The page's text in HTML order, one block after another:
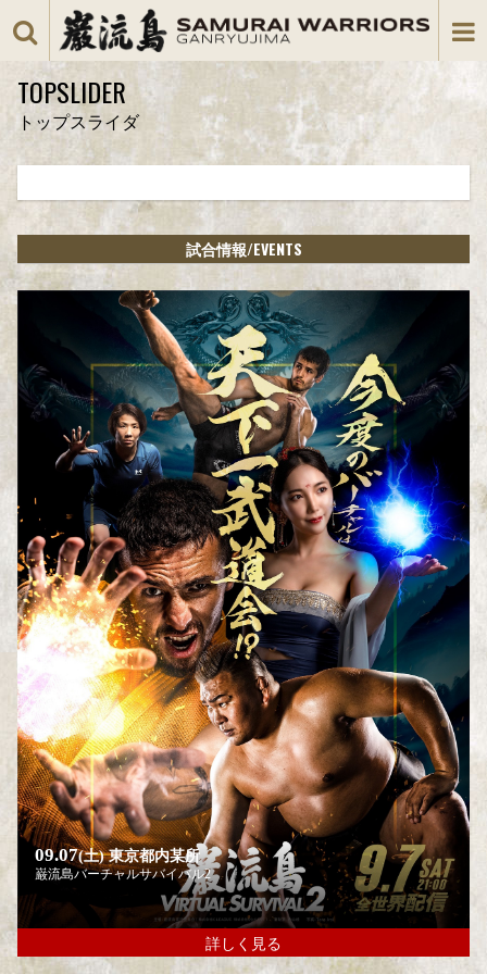
TOPSLIDER
トップスライダ
試合情報/EVENTS
09.07(土)東京都内某所
巌流島バーチャルサバイバル2
詳しく見る